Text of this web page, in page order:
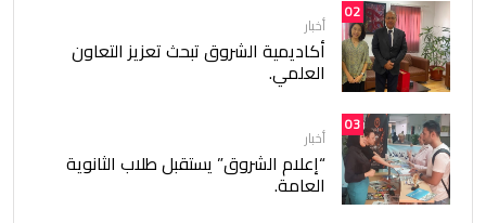
02
أخبار
أكاديمية الشروق تبحث تعزيز التعاون
العلمي.
03
أخبار
“إعلام الشروق” يستقبل طلاب الثانوية
العامة.